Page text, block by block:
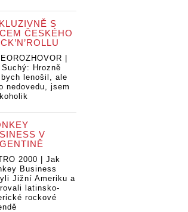
S
ČESKÉHO
|
Hrozně
bych lenošil, ale
nedovedu, jsem
V
2000 | Jak
Business
Jižní Ameriku a
latinsko-
rockové